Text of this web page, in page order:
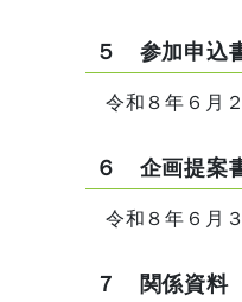
５ 参加申込
令和８年６月２
６ 企画提案
令和８年６月３
７ 関係資料